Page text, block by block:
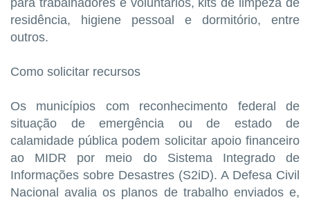
para trabalhadores e voluntários, kits de limpeza de
residência, higiene pessoal e dormitório, entre
outros.
Como solicitar recursos
Os municípios com reconhecimento federal de
situação de emergência ou de estado de
calamidade pública podem solicitar apoio financeiro
ao MIDR por meio do Sistema Integrado de
Informações sobre Desastres (S2iD). A Defesa Civil
Nacional avalia os planos de trabalho enviados e,